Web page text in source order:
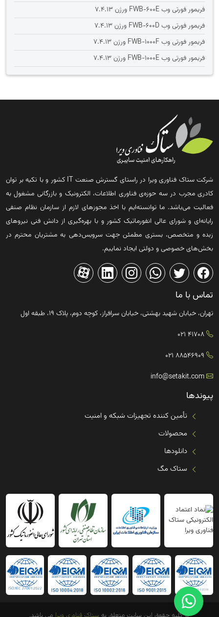
فریمور فورتی وب FWB-600E ورژن 7.4.13
فریمور فورتی وب FWB-600D ورژن 7.4.13
فریمور فورتی وب FWB-1000F ورژن 7.4.13
فریمور فورتی وب FWB-1000E ورژن 7.4.13
شرکت ستاک فناوری ویرا در راستای گسترش صنعت IT کشور و با تکیه بر توان
کادری مجرب در سه حوزه‌ی فناوری اطلاعات، الکترونیک و بازرگانی مشغول به
فعالیت می‌باشد. ما توانسته‌ایم با اخذ مجوزهای لازم از سازمان نظام صنفی
رایانه‌ای و شورای عالی انفورماتیک کشور و با بهره‌گیری از دانش فنی نیروهای
زبده و متخصص، بستری مطمئن جهت سرویس‌دهی به مشتریان محترم در
بخش‌های خصوصی و دولتی ایجاد نماییم.
تماس با ما
تهران، خیابان شهید بهشتی، خیابان سرافراز، کوچه دوم، پلاک ۱۹، طبقه اول
41708 021
88546909 021
info@setakit.com
پیوندها
تأمین کننده تجهیزات شبکه و امنیت
محصولات
دانلودها
ستاک مگ